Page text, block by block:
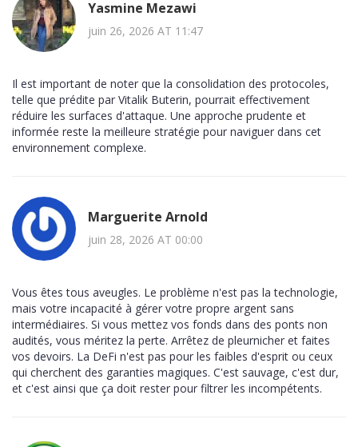
Yasmine Mezawi
juin 26, 2026 AT 11:47
Il est important de noter que la consolidation des protocoles,
telle que prédite par Vitalik Buterin, pourrait effectivement
réduire les surfaces d'attaque. Une approche prudente et
informée reste la meilleure stratégie pour naviguer dans cet
environnement complexe.
Marguerite Arnold
juin 28, 2026 AT 00:00
Vous êtes tous aveugles. Le problème n'est pas la technologie,
mais votre incapacité à gérer votre propre argent sans
intermédiaires. Si vous mettez vos fonds dans des ponts non
audités, vous méritez la perte. Arrêtez de pleurnicher et faites
vos devoirs. La DeFi n'est pas pour les faibles d'esprit ou ceux
qui cherchent des garanties magiques. C'est sauvage, c'est dur,
et c'est ainsi que ça doit rester pour filtrer les incompétents.